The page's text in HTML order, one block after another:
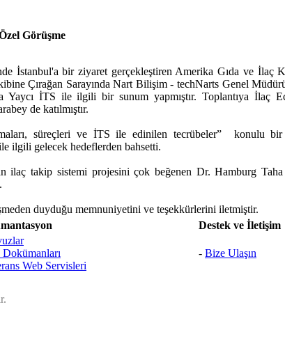
Görüşme
İstanbul'a bir ziyaret gerçekleştiren Amerika Gıda ve İlaç
Çırağan Sarayında Nart Bilişim - techNarts Genel
İTS ile ilgili bir sunum yapmıştır. Toplantıya İlaç
de katılmıştır.
süreçleri ve İTS ile edinilen tecrübeler” konulu bir
ile ilgili gelecek hedeflerden bahsetti.
ilaç takip sistemi projesini çok beğenen Dr. Hamburg
duyduğu memnuniyetini ve teşekkürlerini iletmiştir.
Destek ve İletişim
Web Servisleri
- Bize Ulaşın